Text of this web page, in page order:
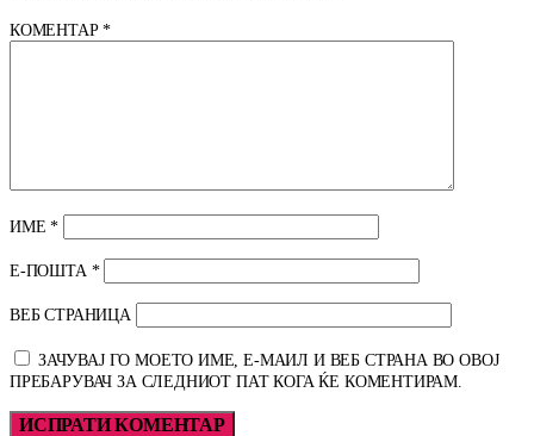
КОМЕНТАР*
ИМЕ*
Е-ПОШТА *
ВЕБ СТРАНИЦА
ЗАЧУВАЈ ГО МОЕТО ИМЕ, Е-МАИЛ И ВЕБ СТРАНА ВО ОВОЈ
ПРЕБАРУВАЧ ЗА СЛЕДНИОТ ПАТ КОГА ЌЕ КОМЕНТИРАМ.